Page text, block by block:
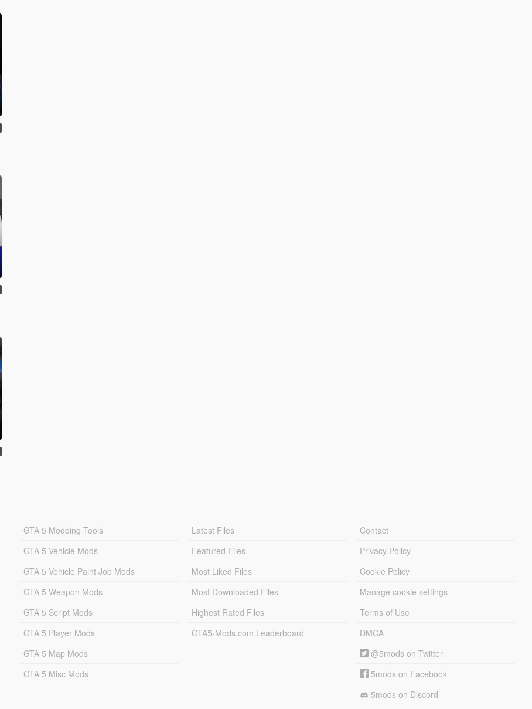
GTA 5 Modding Tools
GTA 5 Vehicle Mods
GTA 5 Vehicle Paint Job Mods
GTA 5 Weapon Mods
GTA 5 Script Mods
GTA 5 Player Mods
GTA 5 Map Mods
GTA 5 Misc Mods
Latest Files
Featured Files
Most Liked Files
Most Downloaded Files
Highest Rated Files
GTA5-Mods.com Leaderboard
Contact
Privacy Policy
Cookie Policy
Manage cookie settings
Terms of Use
DMCA
@5mods on Twitter
5mods on Facebook
5mods on Discord